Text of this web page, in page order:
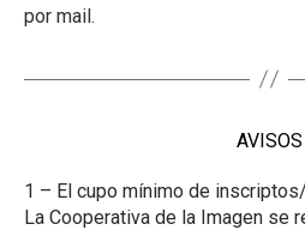
por mail.​
AVISOS
1 – El cupo mínimo de
La Cooperativa de la Imagen se